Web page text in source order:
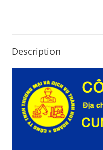
Description